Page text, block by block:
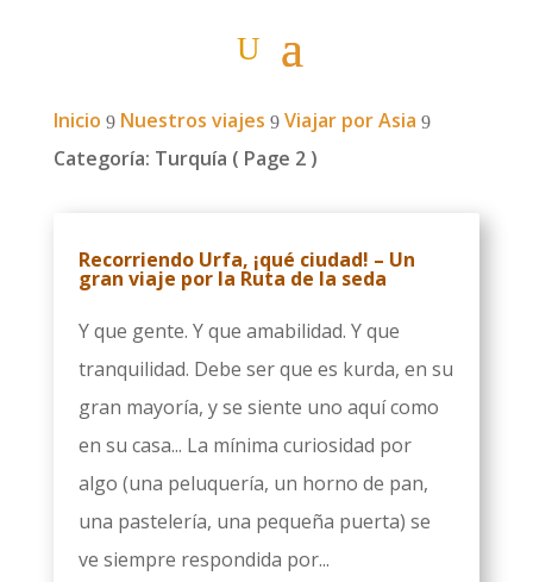
Inicio 9 Nuestros viajes 9 Viajar por Asia 9
Categoría: Turquía ( Page 2 )
Recorriendo Urfa, ¡qué ciudad! – Un
gran viaje por la Ruta de la seda
Y que gente. Y que amabilidad. Y que
tranquilidad. Debe ser que es kurda, en su
gran mayoría, y se siente uno aquí como
en su casa... La mínima curiosidad por
algo (una peluquería, un horno de pan,
una pastelería, una pequeña puerta) se
ve siempre respondida por...